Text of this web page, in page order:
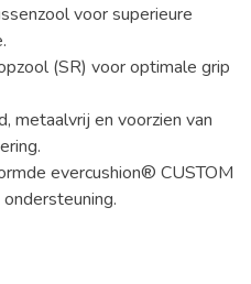
voor superieure
(SR) voor optimale grip
metaalvrij en voorzien van
evercushion® CUSTOM